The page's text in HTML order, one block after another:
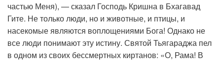
частью Меня), — сказал Господь Кришна в Бхагавад
Гите. Не только люди, но и животные, и птицы, и
насекомые являются воплощениями Бога! Однако не
все люди понимают эту истину. Святой Тьягараджа пел
в одном из своих бессмертных киртанов: «О, Рама! В